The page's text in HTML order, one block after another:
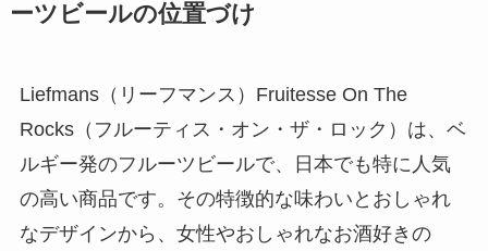
ーツビールの位置づけ
Liefmans（リーフマンス）Fruitesse On The
Rocks（フルーティス・オン・ザ・ロック）は、ベ
ルギー発のフルーツビールで、日本でも特に人気
の高い商品です。その特徴的な味わいとおしゃれ
なデザインから、女性やおしゃれなお酒好きの